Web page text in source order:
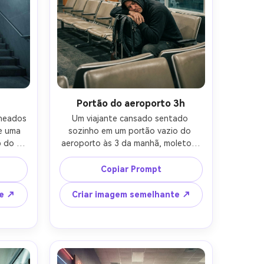
uma
do
linhas
↗
Portão do aeroporto 3h
Um viajante cansado sentado
sozinho em um portão vazio do
aeroporto às 3 da manhã, moletom
com capuz para cima, bagagem de
mão ao lado deles, fileiras de
assentos vagos, quiosque de lanche
fechado, enormes janelas
mostrando asfalto escuro,
A7IV 85mm f/1.8, molduras de
retrato, profundidade de campo
rasa, ruído suave, pele fotorealista,
Copiar Prompt
Criar imagem semelhante ↗